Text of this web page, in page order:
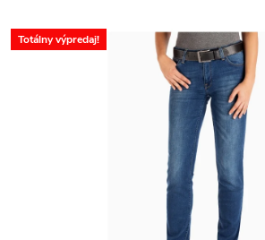
Totálny výpredaj!